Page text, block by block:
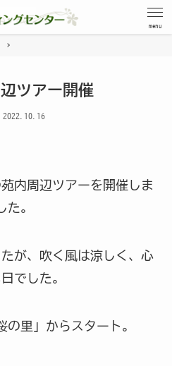
menu
ツアー開催
2022.10.16
内周辺ツアーを開催しま
た。
が、吹く風は涼しく、心
でした。
の里」からスタート。